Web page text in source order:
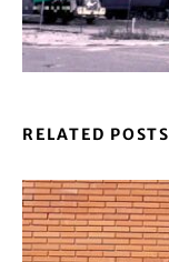
RELATED POSTS